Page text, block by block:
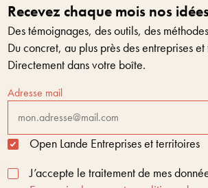
Recevez chaque mois nos
Des témoignages, des outils, des
Du concret, au plus près des entreprises
Directement dans votre boîte.
Adresse mail
Open Lande Entreprises et territoires
J’accepte le traitement de mes